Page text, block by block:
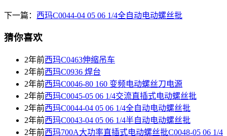
下一篇： 西玛C0044-04 05 06 1/4全自动电动螺丝批
猜你喜欢
2年前西玛C0463伸缩吊车
2年前西玛C0936 焊台
2年前西玛C0046-80 160 变频电动螺丝刀电源
2年前西玛C0045-05 06 1/4交流直插式电动螺丝批
2年前西玛C0044-04 05 06 1/4全自动电动螺丝批
2年前西玛C0043-04 05 06 1/4半自动电动螺丝批
2年前西玛700A大功率直插式电动螺丝批C0048-05 06 1/4